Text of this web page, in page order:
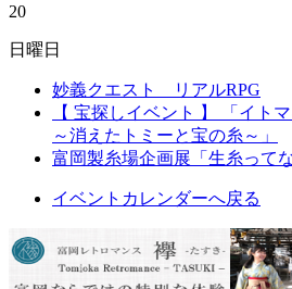
20
日曜日
妙義クエスト リアルRPG
【 宝探しイベント 】 「イト
～消えたトミーと宝の糸～」
富岡製糸場企画展「生糸ってな
イベントカレンダーへ戻る